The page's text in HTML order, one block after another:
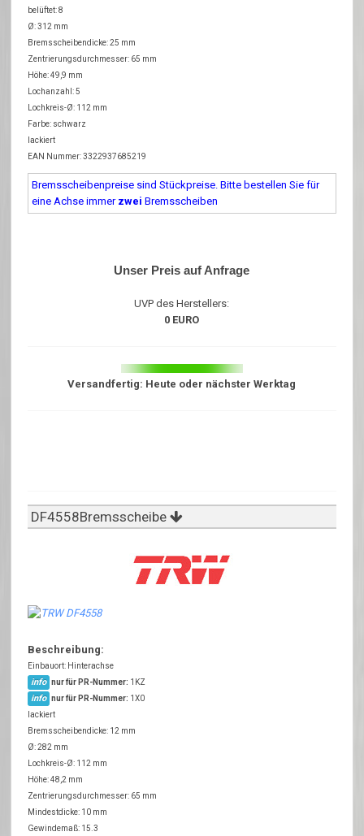
belüftet: 8
Ø: 312 mm
Bremsscheibendicke: 25 mm
Zentrierungsdurchmesser: 65 mm
Höhe: 49,9 mm
Lochanzahl: 5
Lochkreis-Ø: 112 mm
Farbe: schwarz
lackiert
EAN Nummer: 3322937685219
Bremsscheibenpreise sind Stückpreise. Bitte bestellen Sie für
eine Achse immer zwei Bremsscheiben
Unser Preis auf Anfrage
UVP des Herstellers:
0 EURO
Versandfertig: Heute oder nächster Werktag
DF4558Bremsscheibe
Beschreibung:
Einbauort: Hinterachse
info nur für PR-Nummer: 1KZ
info nur für PR-Nummer: 1X0
lackiert
Bremsscheibendicke: 12 mm
Ø: 282 mm
Lochkreis-Ø: 112 mm
Höhe: 48,2 mm
Zentrierungsdurchmesser: 65 mm
Mindestdicke: 10 mm
Gewindemaß: 15.3